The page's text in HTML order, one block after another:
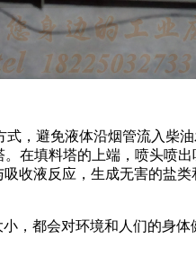
，避免液体沿烟管流入柴
在填料塔的上端，喷头喷
收液反应，生成无害的盐
，都会对环境和人们的身